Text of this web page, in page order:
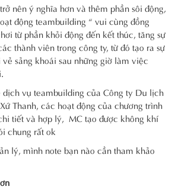
nên ý nghĩa hơn và thêm phần sôi động,
động teambuilding “ vui cùng đồng
từ phần khỏi động đến kết thúc, tăng sự
thành viên trong công ty, từ đó tạo ra sự
sảng khoái sau những giờ làm việc
vụ teambuilding của Công ty Du lịch
Thanh, các hoạt động của chương trình
tiết và hợp lý, MC tạo được không khí
chung rất ok
lý, mình note bạn nào cần tham khảo